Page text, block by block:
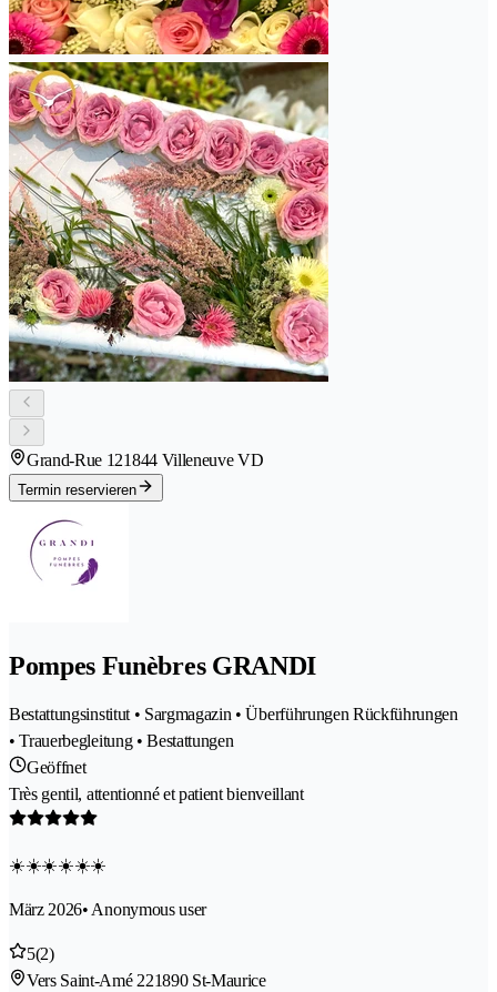
Grand-Rue 121844 Villeneuve VD
Termin reservieren
Pompes Funèbres GRANDI
Bestattungsinstitut • Sargmagazin • Überführungen Rückführungen
• Trauerbegleitung • Bestattungen
Geöffnet
Très gentil, attentionné et patient bienveillant
☀️☀️☀️☀️☀️☀️
März 2026• Anonymous user
5(2)
Vers Saint-Amé 221890 St-Maurice